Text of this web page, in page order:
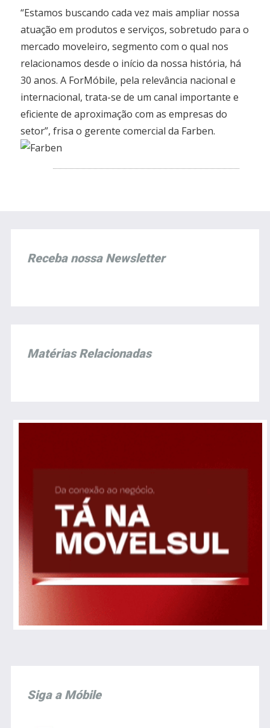
“Estamos buscando cada vez mais ampliar nossa
atuação em produtos e serviços, sobretudo para o
mercado moveleiro, segmento com o qual nos
relacionamos desde o início da nossa história, há
30 anos. A ForMóbile, pela relevância nacional e
internacional, trata-se de um canal importante e
eficiente de aproximação com as empresas do
setor”, frisa o gerente comercial da Farben.
Receba nossa Newsletter
Matérias Relacionadas
Siga a Móbile